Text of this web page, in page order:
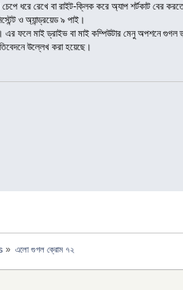
ধরে রেখে বা রাইট-ক্লিক করে অ্যাপ শর্টকাট বের
ও অ্যান্ড্রয়েড ৯ পাই।
ফলে মাই ড্রাইভ বা মাই কম্পিউটার মেনু অপশনে গুগল
উল্লেখ করা হয়েছে।
» এলো গুগল ক্রোম ৭২